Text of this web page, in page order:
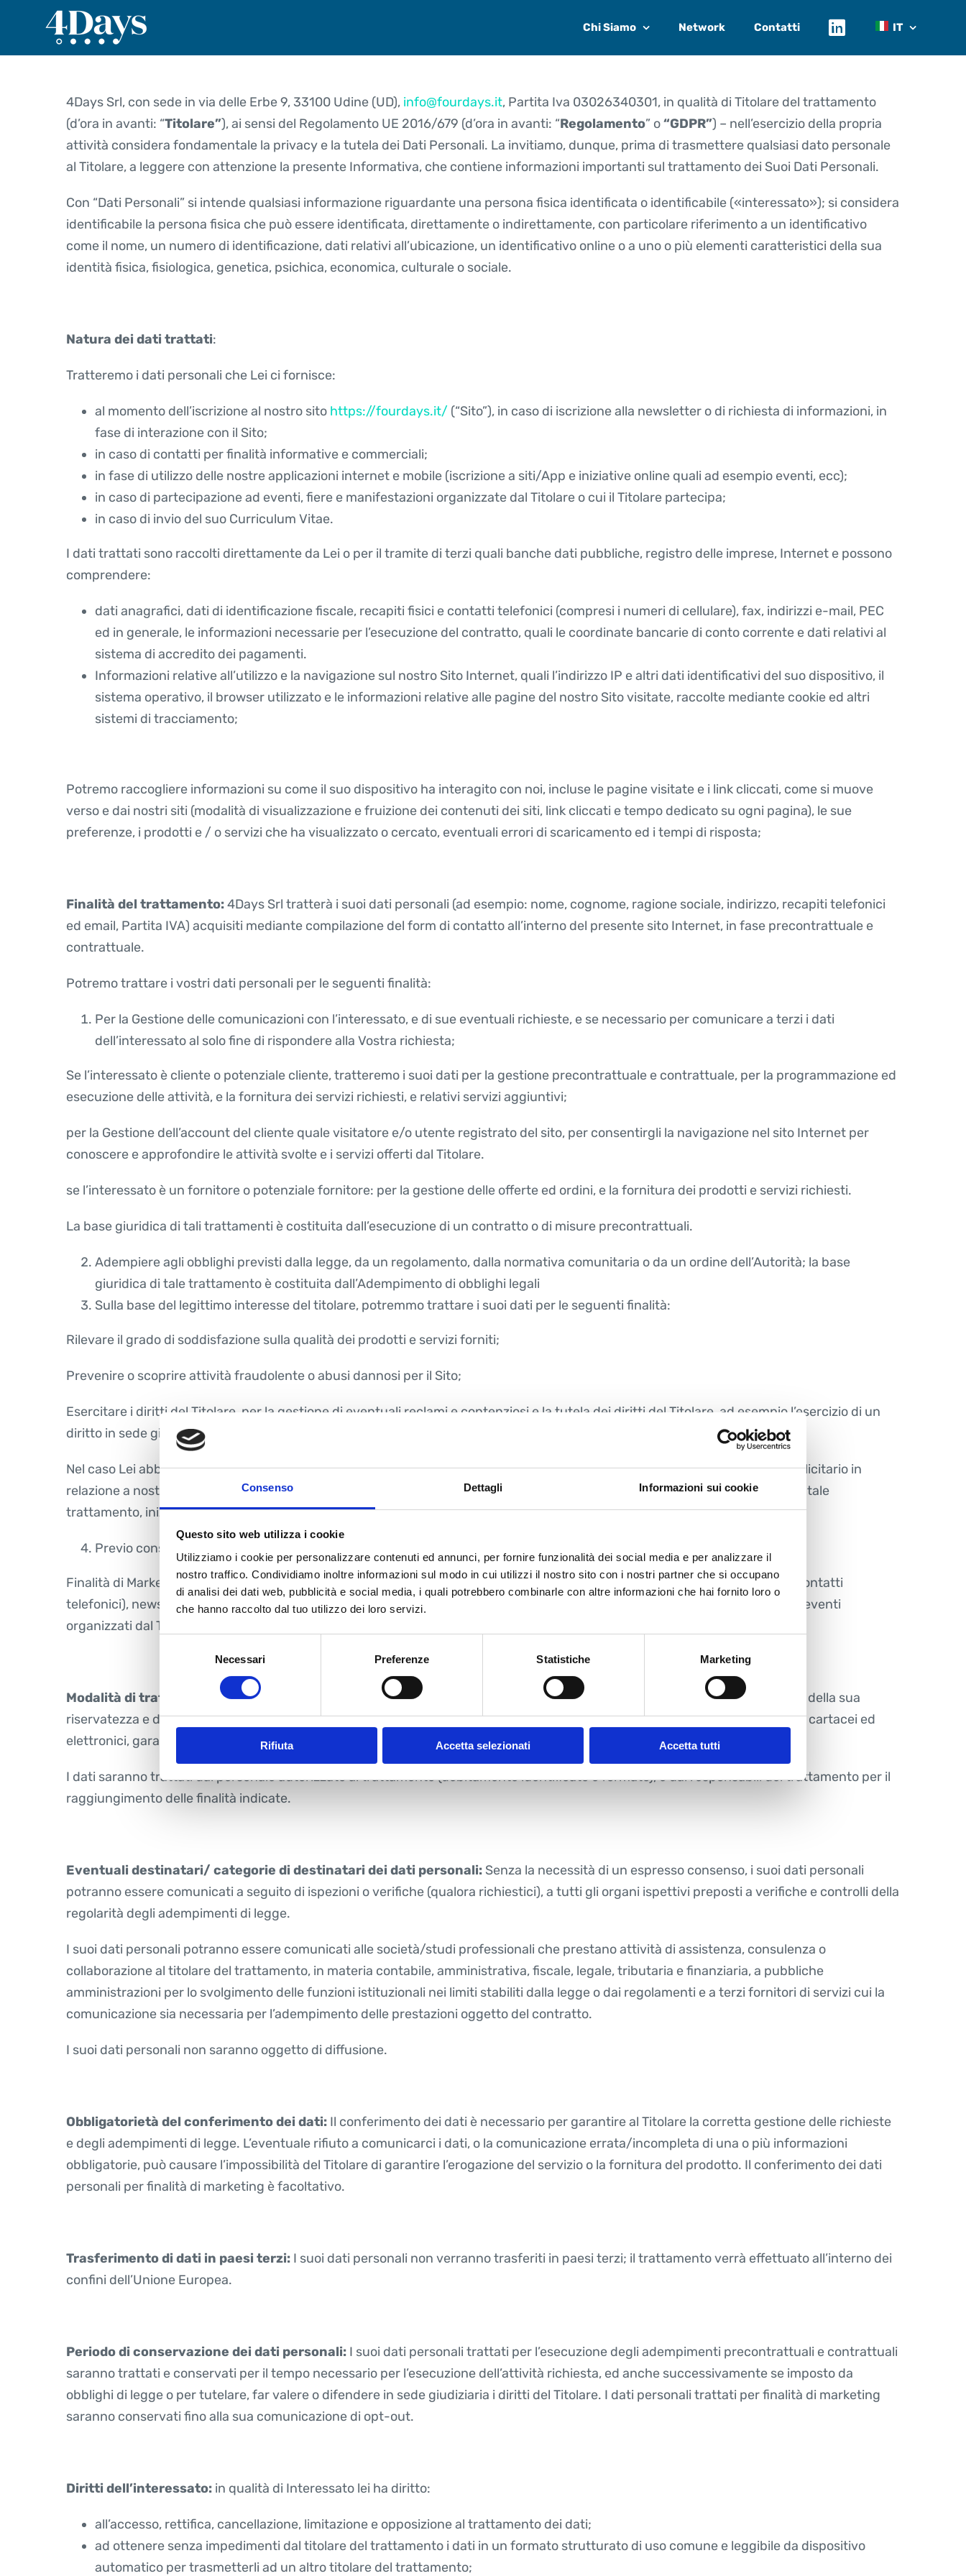
Consenso Dettagli Informazioni sui cookie
Questo sito web utilizza i cookie
Utilizziamo i cookie per personalizzare contenuti ed annunci, per fornire funzionalità dei social media e per analizzare il
nostro traffico. Condividiamo inoltre informazioni sul modo in cui utilizzi il nostro sito con i nostri partner che si occupano
di analisi dei dati web, pubblicità e social media, i quali potrebbero combinarle con altre informazioni che hai fornito loro o
che hanno raccolto dal tuo utilizzo dei loro servizi.
Necessari Preferenze Statistiche Marketing
Rifiuta Accetta selezionati Accetta tutti
contenuto
Chi Siamo Network Contatti IT
4Days Srl, con sede in via delle Erbe 9, 33100 Udine (UD), info@fourdays.it, Partita Iva 03026340301, in qualità di Titolare del trattamento
(d’ora in avanti: “Titolare”), ai sensi del Regolamento UE 2016/679 (d’ora in avanti: “Regolamento” o“GDPR”) – nell’esercizio della propria
attività considera fondamentale la privacy e la tutela dei Dati Personali. La invitiamo, dunque, prima di trasmettere qualsiasi dato personale
al Titolare, a leggere con attenzione la presente Informativa, che contiene informazioni importanti sul trattamento dei Suoi Dati Personali.
Con “Dati Personali” si intende qualsiasi informazione riguardante una persona fisica identificata o identificabile («interessato»); si considera
identificabile la persona fisica che può essere identificata, direttamente o indirettamente, con particolare riferimento a un identificativo
come il nome, un numero di identificazione, dati relativi all’ubicazione, un identificativo online o a uno o più elementi caratteristici della sua
identità fisica, fisiologica, genetica, psichica, economica, culturale o sociale.
Natura dei dati trattati:
Tratteremo i dati personali che Lei ci fornisce:
al momento dell’iscrizione al nostro sito https://fourdays.it/ (“Sito”), in caso di iscrizione alla newsletter o di richiesta di informazioni, in
fase di interazione con il Sito;
in caso di contatti per finalità informative e commerciali;
in fase di utilizzo delle nostre applicazioni internet e mobile (iscrizione a siti/App e iniziative online quali ad esempio eventi, ecc);
in caso di partecipazione ad eventi, fiere e manifestazioni organizzate dal Titolare o cui il Titolare partecipa;
in caso di invio del suo Curriculum Vitae.
I dati trattati sono raccolti direttamente da Lei o per il tramite di terzi quali banche dati pubbliche, registro delle imprese, Internet e possono
comprendere:
dati anagrafici, dati di identificazione fiscale, recapiti fisici e contatti telefonici (compresi i numeri di cellulare), fax, indirizzi e-mail, PEC
ed in generale, le informazioni necessarie per l’esecuzione del contratto, quali le coordinate bancarie di conto corrente e dati relativi al
sistema di accredito dei pagamenti.
Informazioni relative all’utilizzo e la navigazione sul nostro Sito Internet, quali l’indirizzo IP e altri dati identificativi del suo dispositivo, il
sistema operativo, il browser utilizzato e le informazioni relative alle pagine del nostro Sito visitate, raccolte mediante cookie ed altri
sistemi di tracciamento;
Potremo raccogliere informazioni su come il suo dispositivo ha interagito con noi, incluse le pagine visitate e i link cliccati, come si muove
verso e dai nostri siti (modalità di visualizzazione e fruizione dei contenuti dei siti, link cliccati e tempo dedicato su ogni pagina), le sue
preferenze, i prodotti e / o servizi che ha visualizzato o cercato, eventuali errori di scaricamento ed i tempi di risposta;
Finalità del trattamento:4Days Srl tratterà i suoi dati personali (ad esempio: nome, cognome, ragione sociale, indirizzo, recapiti telefonici
ed email, Partita IVA) acquisiti mediante compilazione del form di contatto all’interno del presente sito Internet, in fase precontrattuale e
contrattuale.
Potremo trattare i vostri dati personali per le seguenti finalità:
Per la Gestione delle comunicazioni con l’interessato, e di sue eventuali richieste, e se necessario per comunicare a terzi i dati
dell’interessato al solo fine di rispondere alla Vostra richiesta;
Se l’interessato è cliente o potenziale cliente, tratteremo i suoi dati per la gestione precontrattuale e contrattuale, per la programmazione ed
esecuzione delle attività, e la fornitura dei servizi richiesti, e relativi servizi aggiuntivi;
per la Gestione dell’account del cliente quale visitatore e/o utente registrato del sito, per consentirgli la navigazione nel sito Internet per
conoscere e approfondire le attività svolte e i servizi offerti dal Titolare.
se l’interessato è un fornitore o potenziale fornitore: per la gestione delle offerte ed ordini, e la fornitura dei prodotti e servizi richiesti.
La base giuridica di tali trattamenti è costituita dall’esecuzione di un contratto o di misure precontrattuali.
Adempiere agli obblighi previsti dalla legge, da un regolamento, dalla normativa comunitaria o da un ordine dell’Autorità; la base
giuridica di tale trattamento è costituita dall’Adempimento di obblighi legali
Sulla base del legittimo interesse del titolare, potremmo trattare i suoi dati per le seguenti finalità:
Rilevare il grado di soddisfazione sulla qualità dei prodotti e servizi forniti;
Prevenire o scoprire attività fraudolente o abusi dannosi per il Sito;
Esercitare i diritti del Titolare, per la gestione di eventuali reclami e contenziosi e la tutela dei diritti del Titolare, ad esempio l’esercizio di un
diritto in sede giudiziaria.
Nel caso Lei abbia acquistato i nostri servizi, i Suoi dati potrebbero essere trattati per finalità di invio diretto di materiale pubblicitario in
relazione a nostri servizi analoghi a quelli da Lei acquistati, senza il Suo consenso (cd. “soft spam”). Lei ha il diritto di opporsi a tale
trattamento, inizialmente o in occasione di successive comunicazioni.
Previo consenso espresso dell’interessato, potremo trattare i suoi dati per:
Finalità di Marketing, ovvero per inviarle mediante strumenti di comunicazione automatizzati (via e-mail, posta e/o sms e/o contatti
telefonici), newsletter, comunicazioni commerciali e/o materiale pubblicitario su prodotti o servizi offerti dal Titolare, inviti ad eventi
organizzati dal Titolare o a cui il Titolare partecipa;
Modalità di trattamento:I suoi dati personali saranno trattati secondo principi di correttezza, liceità, trasparenza e di tutela della sua
riservatezza e dei suoi diritti. I dati saranno trattati secondo principi di pertinenza e non eccedenza, con l’utilizzo di strumenti cartacei ed
elettronici, garantendo la riservatezza ed integrità dei dati stessi.
I dati saranno trattati dal personale autorizzato al trattamento (debitamente identificato e formato), e dai responsabili del trattamento per il
raggiungimento delle finalità indicate.
Eventuali destinatari/ categorie di destinatari dei dati personali: Senza la necessità di un espresso consenso, i suoi dati personali
potranno essere comunicati a seguito di ispezioni o verifiche (qualora richiestici), a tutti gli organi ispettivi preposti a verifiche e controlli della
regolarità degli adempimenti di legge.
I suoi dati personali potranno essere comunicati alle società/studi professionali che prestano attività di assistenza, consulenza o
collaborazione al titolare del trattamento, in materia contabile, amministrativa, fiscale, legale, tributaria e finanziaria, a pubbliche
amministrazioni per lo svolgimento delle funzioni istituzionali nei limiti stabiliti dalla legge o dai regolamenti e a terzi fornitori di servizi cui la
comunicazione sia necessaria per l’adempimento delle prestazioni oggetto del contratto.
I suoi dati personali non saranno oggetto di diffusione.
Obbligatorietà del conferimento dei dati: Il conferimento dei dati è necessario per garantire al Titolare la corretta gestione delle richieste
e degli adempimenti di legge. L’eventuale rifiuto a comunicarci i dati, o la comunicazione errata/incompleta di una o più informazioni
obbligatorie, può causare l’impossibilità del Titolare di garantire l’erogazione del servizio o la fornitura del prodotto. Il conferimento dei dati
personali per finalità di marketing è facoltativo.
Trasferimento di dati in paesi terzi: I suoi dati personali non verranno trasferiti in paesi terzi; il trattamento verrà effettuato all’interno dei
confini dell’Unione Europea.
Periodo di conservazione dei dati personali: I suoi dati personali trattati per l’esecuzione degli adempimenti precontrattuali e contrattuali
saranno trattati e conservati per il tempo necessario per l’esecuzione dell’attività richiesta, ed anche successivamente se imposto da
obblighi di legge o per tutelare, far valere o difendere in sede giudiziaria i diritti del Titolare. I dati personali trattati per finalità di marketing
saranno conservati fino alla sua comunicazione di opt-out.
Diritti dell’interessato: in qualità di Interessato lei ha diritto:
all’accesso, rettifica, cancellazione, limitazione e opposizione al trattamento dei dati;
ad ottenere senza impedimenti dal titolare del trattamento i dati in un formato strutturato di uso comune e leggibile da dispositivo
automatico per trasmetterli ad un altro titolare del trattamento;